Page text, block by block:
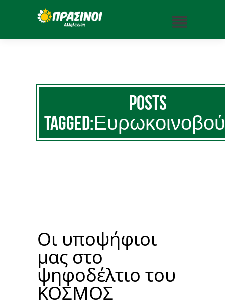
Posts
Οι υποψήφιοι
μας στο
ψηφοδέλτιο του
ΚΟΣΜΟΣ